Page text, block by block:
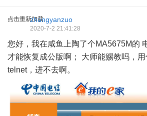
点击重新加载zhangyanzuo
2020-7-2 21:41:28
您好，我在咸鱼上陶了个MA5675M的
才能恢复成公版啊； 大师能赐教吗，
telnet，进不去啊。